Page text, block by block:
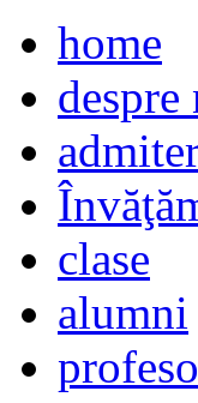
home
despre
clase
alumni